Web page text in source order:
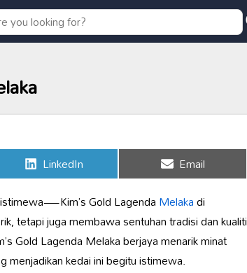
Share
on
LinkedIn Share
on
Email
Gold LagendaMelakadi
tetapi juga membawa sentuhan tradisi dan kualiti
Gold Lagenda Melaka berjaya menarik minat
menjadikan kedai ini begitu istimewa.